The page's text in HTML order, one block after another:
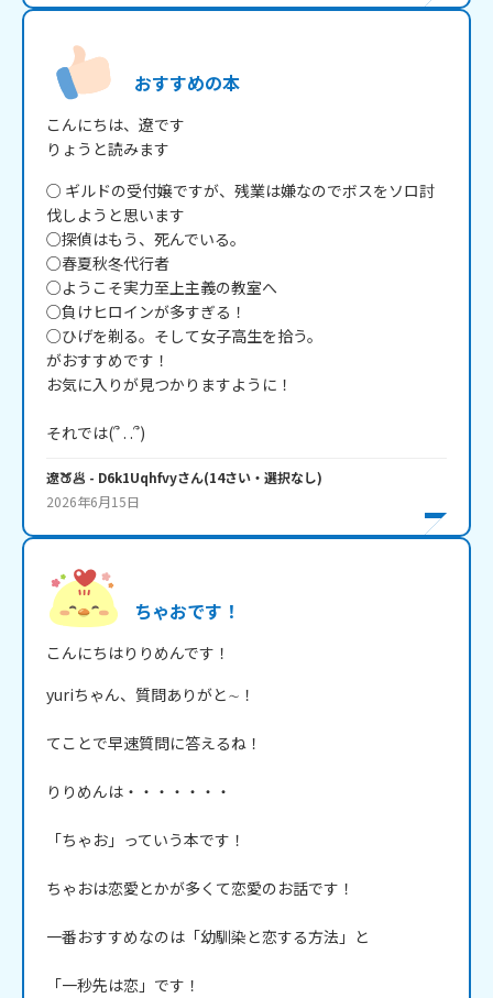
おすすめの本
こんにちは、遼です
りょうと読みます
○ ギルドの受付嬢ですが、残業は嫌なのでボスをソロ討
伐しようと思います
○探偵はもう、死んでいる。
○春夏秋冬代行者
○ようこそ実力至上主義の教室へ
○負けヒロインが多すぎる！
○ひげを剃る。そして女子高生を拾う。
がおすすめです！
お気に入りが見つかりますように！
それでは(՞ . .՞)
遼🍑🥟 - D6k1Uqhfvyさん(14さい・ 選択なし)
2026年6月15日
ちゃおです！
こんにちはりりめんです！
yuriちゃん、質問ありがと∼！
てことで早速質問に答えるね！
りりめんは・・・・・・・
「ちゃお」っていう本です！
ちゃおは恋愛とかが多くて恋愛のお話です！
一番おすすめなのは「幼馴染と恋する方法」と
「一秒先は恋」です！